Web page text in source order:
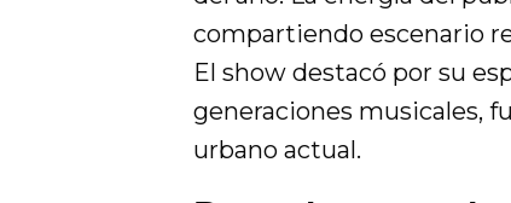
compartiendo escenario
El show destacó por su
generaciones musicales,
urbano actual.